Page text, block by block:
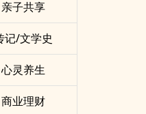
亲子共享
记/文学史
心灵养生
商业理财